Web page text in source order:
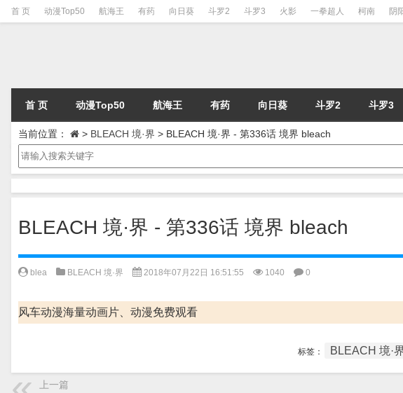
首 页 动漫Top50 航海王 有药 向日葵 斗罗2 斗罗3 火影 一拳超人 柯南 阴
首 页 动漫Top50 航海王 有药 向日葵 斗罗2 斗罗3
当前位置： > BLEACH 境·界 > BLEACH 境·界 - 第336话 境界 bleach
BLEACH 境·界 - 第336话 境界 bleach
blea BLEACH 境·界 2018年07月22日 16:51:55 1040 0
风车动漫海量动画片、动漫免费观看
标签： BLEACH 境·
上一篇